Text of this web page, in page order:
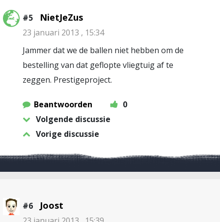
#5 NietJeZus
23 januari 2013 , 15:34
Jammer dat we de ballen niet hebben om de
bestelling van dat geflopte vliegtuig af te
zeggen. Prestigeproject.
Beantwoorden
0
Volgende discussie
Vorige discussie
#6 Joost